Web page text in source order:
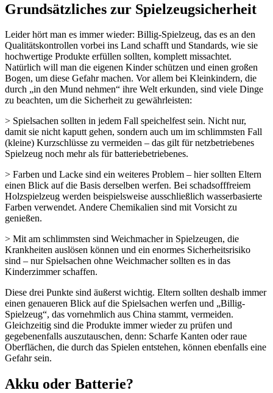
Grundsätzliches zur Spielzeugsicherheit
Leider hört man es immer wieder: Billig-Spielzeug, das es an den
Qualitätskontrollen vorbei ins Land schafft und Standards, wie sie
hochwertige Produkte erfüllen sollten, komplett missachtet.
Natürlich will man die eigenen Kinder schützen und einen großen
Bogen, um diese Gefahr machen. Vor allem bei Kleinkindern, die
durch „in den Mund nehmen“ ihre Welt erkunden, sind viele Dinge
zu beachten, um die Sicherheit zu gewährleisten:
> Spielsachen sollten in jedem Fall speichelfest sein. Nicht nur,
damit sie nicht kaputt gehen, sondern auch um im schlimmsten Fall
(kleine) Kurzschlüsse zu vermeiden – das gilt für netzbetriebenes
Spielzeug noch mehr als für batteriebetriebenes.
> Farben und Lacke sind ein weiteres Problem – hier sollten Eltern
einen Blick auf die Basis derselben werfen. Bei schadsofffreiem
Holzspielzeug werden beispielsweise ausschließlich wasserbasierte
Farben verwendet. Andere Chemikalien sind mit Vorsicht zu
genießen.
> Mit am schlimmsten sind Weichmacher in Spielzeugen, die
Krankheiten auslösen können und ein enormes Sicherheitsrisiko
sind – nur Spielsachen ohne Weichmacher sollten es in das
Kinderzimmer schaffen.
Diese drei Punkte sind äußerst wichtig. Eltern sollten deshalb immer
einen genaueren Blick auf die Spielsachen werfen und „Billig-
Spielzeug“, das vornehmlich aus China stammt, vermeiden.
Gleichzeitig sind die Produkte immer wieder zu prüfen und
gegebenenfalls auszutauschen, denn: Scharfe Kanten oder raue
Oberflächen, die durch das Spielen entstehen, können ebenfalls eine
Gefahr sein.
Akku oder Batterie?